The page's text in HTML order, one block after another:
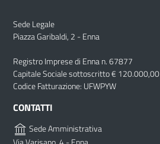
Sede Legale
Piazza Garibaldi, 2 - Enna
Registro Imprese di Enna n. 67877
Capitale Sociale sottoscritto € 120.000,00
Codice Fatturazione: UFWPYW
CONTATTI
Sede Amministrativa